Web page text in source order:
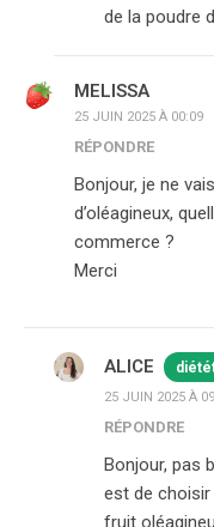
de la poudre
MELISSA
25 JUIN 2025 À 00:09
RÉPONDRE
Bonjour, je ne
d’oléagineux,
commerce ?
Merci
ALICE
25 JUIN 2025 À
RÉPONDRE
Bonjour, pas
est de choisir
fruit